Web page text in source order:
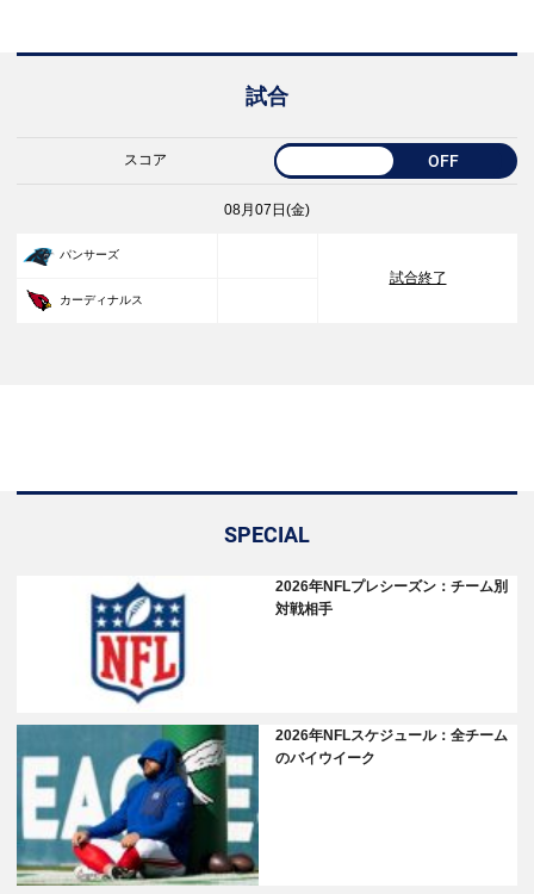
試合
スコア OFF
08月07日(金)
パンサーズ
試合終了
カーディナルス
SPECIAL
2026年NFLプレシーズン：チーム別
対戦相手
2026年NFLスケジュール：全チーム
のバイウイーク